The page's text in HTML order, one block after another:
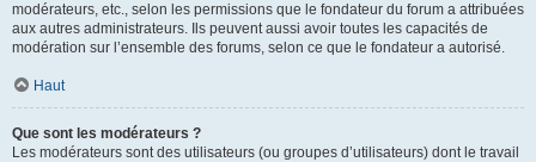
modérateurs, etc., selon les permissions que le fondateur du forum a attribuées
aux autres administrateurs. Ils peuvent aussi avoir toutes les capacités de
modération sur l’ensemble des forums, selon ce que le fondateur a autorisé.
Haut
Que sont les modérateurs ?
Les modérateurs sont des utilisateurs (ou groupes d’utilisateurs) dont le travail